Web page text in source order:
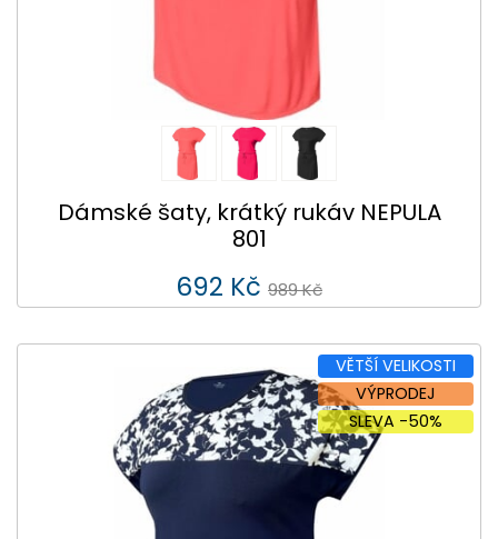
Dámské šaty, krátký rukáv NEPULA
801
692 Kč 989 Kč
VĚTŠÍ VELIKOSTI
VÝPRODEJ
SLEVA -50%